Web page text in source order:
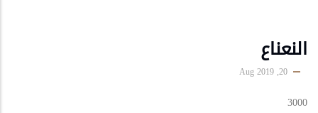
النعناع
3000